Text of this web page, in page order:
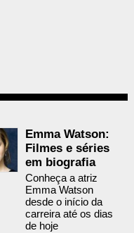
Emma Watson:
Filmes e séries
em biografia
Conheça a atriz
Emma Watson
desde o início da
carreira até os dias
de hoje